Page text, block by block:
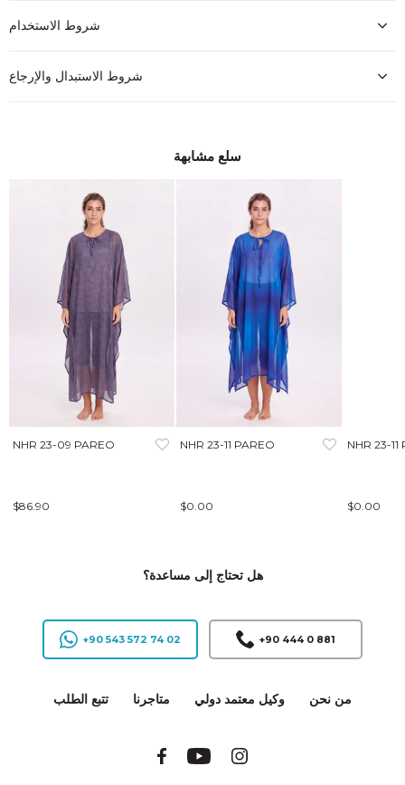
شروط الاستخدام
شروط الاستبدال والإرجاع
سلع مشابهة
NHR 23-09 PAREO
$86.90
NHR 23-11 PAREO
$0.00
NHR 23-11
$0.00
هل تحتاج إلى مساعدة؟
+90 543 572 74 02 +90 444 0 881
تتبع الطلب متاجرنا وكيل معتمد دولي من نحن